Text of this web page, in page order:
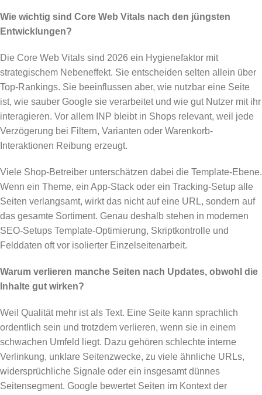
Wie wichtig sind Core Web Vitals nach den jüngsten
Entwicklungen?
Die Core Web Vitals sind 2026 ein Hygienefaktor mit
strategischem Nebeneffekt. Sie entscheiden selten allein über
Top-Rankings. Sie beeinflussen aber, wie nutzbar eine Seite
ist, wie sauber Google sie verarbeitet und wie gut Nutzer mit ihr
interagieren. Vor allem INP bleibt in Shops relevant, weil jede
Verzögerung bei Filtern, Varianten oder Warenkorb-
Interaktionen Reibung erzeugt.
Viele Shop-Betreiber unterschätzen dabei die Template-Ebene.
Wenn ein Theme, ein App-Stack oder ein Tracking-Setup alle
Seiten verlangsamt, wirkt das nicht auf eine URL, sondern auf
das gesamte Sortiment. Genau deshalb stehen in modernen
SEO-Setups Template-Optimierung, Skriptkontrolle und
Felddaten oft vor isolierter Einzelseitenarbeit.
Warum verlieren manche Seiten nach Updates, obwohl die
Inhalte gut wirken?
Weil Qualität mehr ist als Text. Eine Seite kann sprachlich
ordentlich sein und trotzdem verlieren, wenn sie in einem
schwachen Umfeld liegt. Dazu gehören schlechte interne
Verlinkung, unklare Seitenzwecke, zu viele ähnliche URLs,
widersprüchliche Signale oder ein insgesamt dünnes
Seitensegment. Google bewertet Seiten im Kontext der